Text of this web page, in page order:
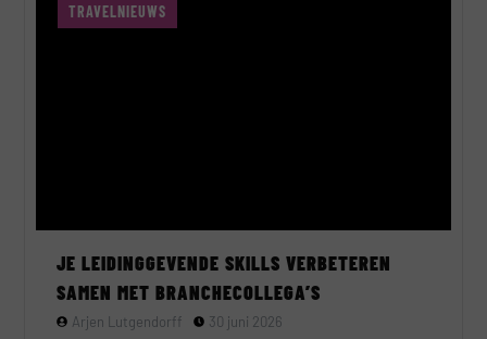
TRAVELNIEUWS
JE LEIDINGGEVENDE SKILLS VERBETEREN
SAMEN MET BRANCHECOLLEGA’S
Arjen Lutgendorff 30 juni 2026